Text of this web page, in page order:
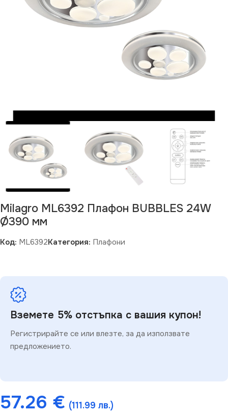
Milagro ML6392 Плафон BUBBLES 24W
Ø390 мм
Код: ML6392Категория: Плафони
Вземете 5% отстъпка с вашия купон!
Регистрирайте се или влезте, за да използвате
предложението.
57.26 € (111.99 лв.)